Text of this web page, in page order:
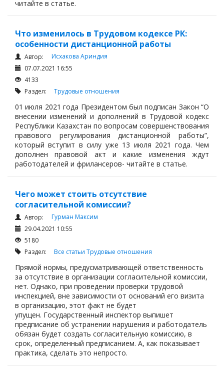
читайте в статье.
Что изменилось в Трудовом кодексе РК:
особенности дистанционной работы
Автор:
Исхакова Ариндия
07.07.2021 16:55
4133
Раздел: Трудовые отношения
01 июля 2021 года Президентом был подписан Закон “О
внесении изменений и дополнений в Трудовой кодекс
Республики Казахстан по вопросам совершенствования
правового регулирования дистанционной работы”,
который вступит в силу уже 13 июля 2021 года. Чем
дополнен правовой акт и какие изменения ждут
работодателей и фрилансеров- читайте в статье.
Чего может стоить отсутствие
согласительной комиссии?
Автор:
Гурман Максим
29.04.2021 10:55
5180
Раздел: Все статьи Трудовые отношения
Прямой нормы, предусматривающей ответственность
за отсутствие в организации согласительной комиссии,
нет. Однако, при проведении проверки трудовой
инспекцией, вне зависимости от оснований его визита
в организацию, этот факт не будет
упущен. Государственный инспектор выпишет
предписание об устранении нарушения и работодатель
обязан будет создать согласительную комиссию, в
срок, определенный предписанием. А, как показывает
практика, сделать это непросто.